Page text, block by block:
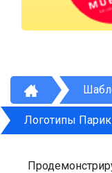
Логотипы